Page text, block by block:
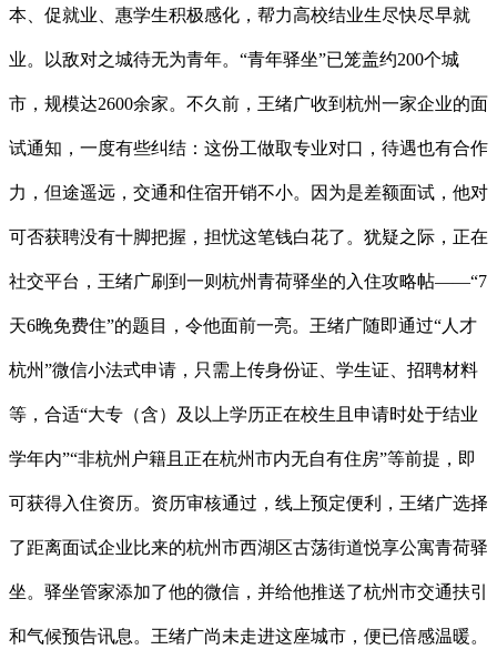
本、促就业、惠学生积极感化，帮力高校结业生尽快尽早就
业。以敌对之城待无为青年。“青年驿坐”已笼盖约200个城
市，规模达2600余家。不久前，王绪广收到杭州一家企业的面
试通知，一度有些纠结：这份工做取专业对口，待遇也有合作
力，但途遥远，交通和住宿开销不小。因为是差额面试，他对
可否获聘没有十脚把握，担忧这笔钱白花了。犹疑之际，正在
社交平台，王绪广刷到一则杭州青荷驿坐的入住攻略帖——“7
天6晚免费住”的题目，令他面前一亮。王绪广随即通过“人才
杭州”微信小法式申请，只需上传身份证、学生证、招聘材料
等，合适“大专（含）及以上学历正在校生且申请时处于结业
学年内”“非杭州户籍且正在杭州市内无自有住房”等前提，即
可获得入住资历。资历审核通过，线上预定便利，王绪广选择
了距离面试企业比来的杭州市西湖区古荡街道悦享公寓青荷驿
坐。驿坐管家添加了他的微信，并给他推送了杭州市交通扶引
和气候预告讯息。王绪广尚未走进这座城市，便已倍感温暖。